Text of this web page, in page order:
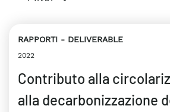
RAPPORTI DELIVERABLE
2022
Contributo alla
alla decarbonizzazione